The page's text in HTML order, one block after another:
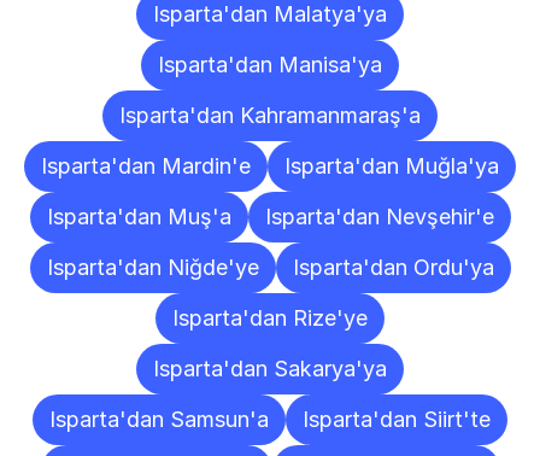
Isparta'dan Malatya'ya
Isparta'dan Manisa'ya
Isparta'dan Kahramanmaraş'a
Isparta'dan Mardin'e
Isparta'dan Muğla'ya
Isparta'dan Muş'a
Isparta'dan Nevşehir'e
Isparta'dan Niğde'ye
Isparta'dan Ordu'ya
Isparta'dan Rize'ye
Isparta'dan Sakarya'ya
Isparta'dan Samsun'a
Isparta'dan Siirt'te